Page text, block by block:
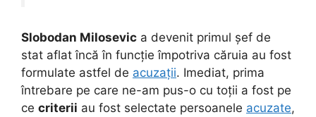
Slobodan Milosevic a devenit primul șef de
stat aflat încă în funcție împotriva căruia au fost
formulate astfel de acuzații. Imediat, prima
întrebare pe care ne-am pus-o cu toții a fost pe
ce criterii au fost selectate persoanele acuzate,